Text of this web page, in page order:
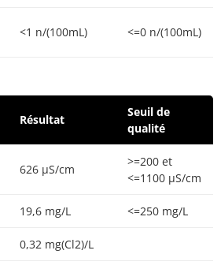
<1 n/(100mL) <=0 n/(100mL)
Résultat
Seuil de
qualité
626 µS/cm
>=200 et
<=1100 µS/cm
19,6 mg/L <=250 mg/L
0,32 mg(Cl2)/L